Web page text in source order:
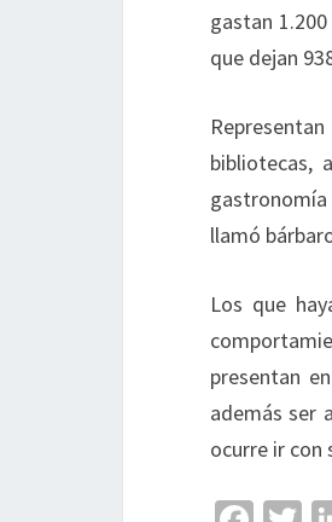
gastan
que dejan
bibliotecas,
llamó
Los que
presentan
además ser
ocurre ir con